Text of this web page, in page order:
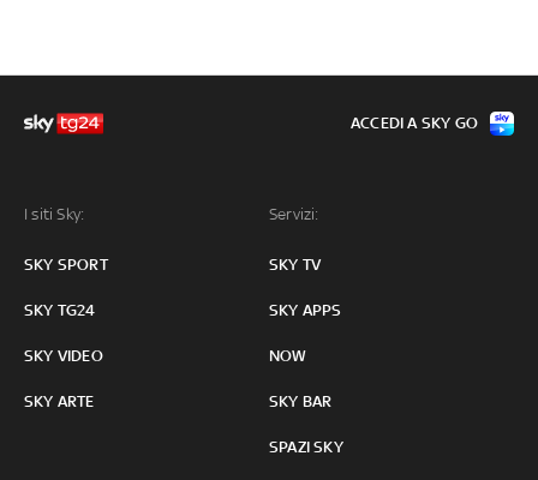
I siti Sky:
SKY SPORT
SKY TG24
SKY VIDEO
SKY ARTE
Servizi:
SKY TV
SKY APPS
NOW
SKY BAR
SPAZI SKY
ACCEDI A SKY GO